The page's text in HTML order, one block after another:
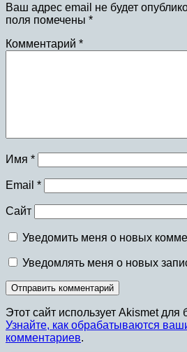
Ваш адрес email не будет
поля помечены *
Комментарий *
Имя *
Email *
Сайт
Уведомить меня о новых
Уведомлять меня о новых
Этот сайт использует Akismet
Узнайте, как обрабатываются
комментариев.